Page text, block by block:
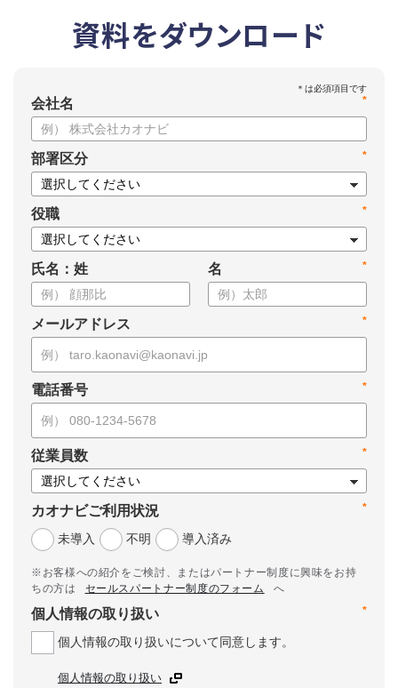
資料をダウンロード
*
会社名
*
部署区分
*
役職
氏名：姓 *
名
*
メールアドレス
*
電話番号
*
従業員数
*
カオナビご利用状況
未導入
不明 導入済み
※お客様への紹介をご検討、またはパートナー制度に興味をお持
ちの方は
セールスパートナー制度のフォーム
へ
*
個人情報の取り扱い
個人情報の取り扱いについて同意します。
個人情報の取り扱い